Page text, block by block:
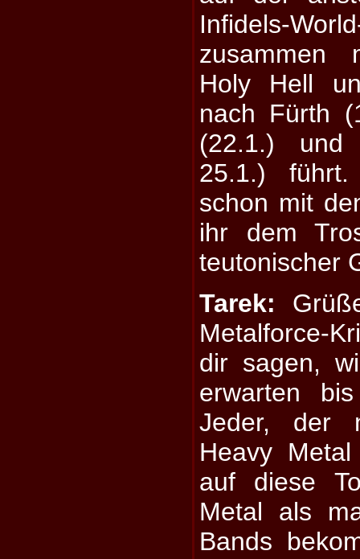
Infidels-
zusammen
Holy Hell
nach Fürth
(22.1.) und
25.1.)
schon mit
ihr dem
teutonischer
Tarek:
Metalforce-
dir sagen,
erwarten
Jeder, der
Heavy
auf diese
Metal als
Bands